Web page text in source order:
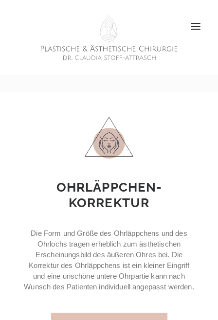
OHR­LÄPPCHEN­
KORREKTUR
Die Form und Größe des Ohrläppchens und des
Ohrlochs tragen erheblich zum ästhetischen
Erscheinungsbild des äußeren Ohres bei. Die
Korrektur des Ohrläppchens ist ein kleiner Eingriff
und eine unschöne untere Ohrpartie kann nach
Wunsch des Patienten individuell angepasst werden.